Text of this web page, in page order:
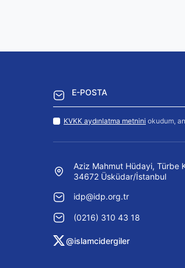
KVKK aydınlatma metnini okudum,
Aziz Mahmut Hüdayi, Türbe
34672 Üsküdar/İstanbul
idp@idp.org.tr
(0216) 310 43 18
@islamcidergiler